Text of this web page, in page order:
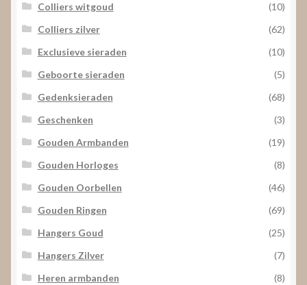
Colliers witgoud
(10)
Colliers zilver
(62)
Exclusieve sieraden
(10)
Geboorte sieraden
(5)
Gedenksieraden
(68)
Geschenken
(3)
Gouden Armbanden
(19)
Gouden Horloges
(8)
Gouden Oorbellen
(46)
Gouden Ringen
(69)
Hangers Goud
(25)
Hangers Zilver
(7)
Heren armbanden
(8)